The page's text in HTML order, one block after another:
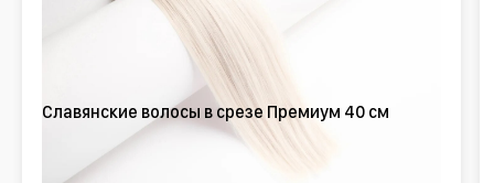
Славянские волосы в срезе Премиум 40 см